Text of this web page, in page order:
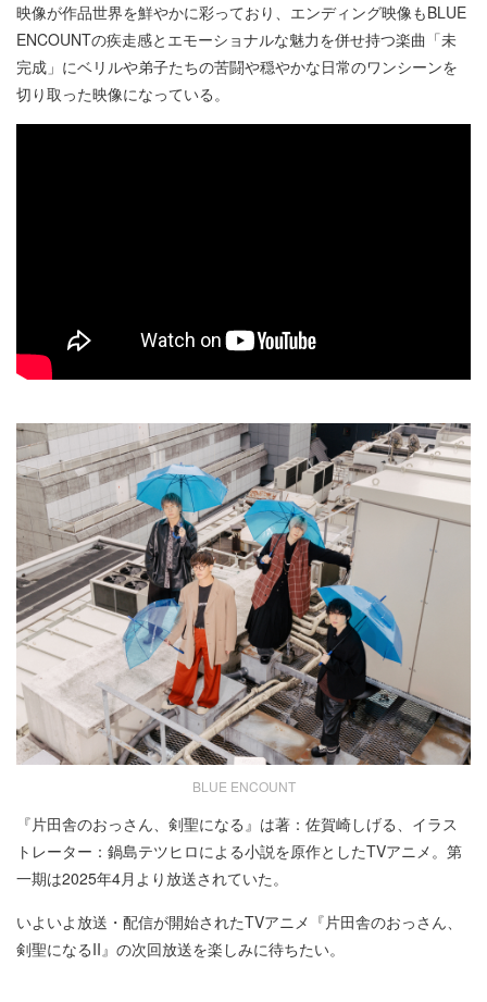
映像が作品世界を鮮やかに彩っており、エンディング映像もBLUE
ENCOUNTの疾走感とエモーショナルな魅力を併せ持つ楽曲「未
完成」にベリルや弟子たちの苦闘や穏やかな日常のワンシーンを
切り取った映像になっている。
BLUE ENCOUNT
『片田舎のおっさん、剣聖になる』は著：佐賀崎しげる、イラス
トレーター：鍋島テツヒロによる小説を原作としたTVアニメ。第
一期は2025年4月より放送されていた。
いよいよ放送・配信が開始されたTVアニメ『片田舎のおっさん、
剣聖になるII』の次回放送を楽しみに待ちたい。